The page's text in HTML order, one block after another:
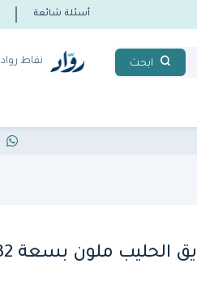
أسئلة شائعة
ابحث نقاط رواد